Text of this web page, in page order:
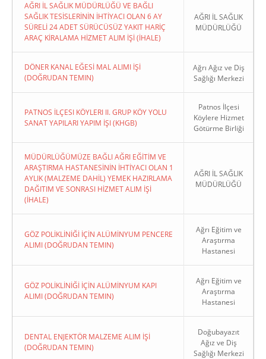
AĞRI İL SAĞLIK MÜDÜRLÜĞÜ VE BAĞLI
SAĞLIK TESİSLERİNİN İHTİYACI OLAN 6 AY
SÜRELİ 24 ADET SÜRÜCÜSÜZ YAKIT HARİÇ
ARAÇ KİRALAMA HİZMET ALIM İŞİ (İHALE)
AĞRI İL SAĞLIK
MÜDÜRLÜĞÜ
DÖNER KANAL EĞESİ MAL ALIMI İŞİ
(DOĞRUDAN TEMIN)
Ağrı Ağız ve Diş
Sağlığı Merkezi
PATNOS İLÇESI KÖYLERI II. GRUP KÖY YOLU
SANAT YAPILARI YAPIM İŞI (KHGB)
Patnos İlçesi
Köylere Hizmet
Götürme Birliği
MÜDÜRLÜĞÜMÜZE BAĞLI AĞRI EĞİTİM VE
ARAŞTIRMA HASTANESİNİN İHTİYACI OLAN 1
AYLIK (MALZEME DAHİL) YEMEK HAZIRLAMA
DAĞITIM VE SONRASI HİZMET ALIM İŞİ
(İHALE)
AĞRI İL SAĞLIK
MÜDÜRLÜĞÜ
GÖZ POLİKLİNİĞİ İÇİN ALÜMİNYUM PENCERE
ALIMI (DOĞRUDAN TEMIN)
Ağrı Eğitim ve
Araştırma
Hastanesi
GÖZ POLİKLİNİĞİ İÇİN ALÜMİNYUM KAPI
ALIMI (DOĞRUDAN TEMIN)
Ağrı Eğitim ve
Araştırma
Hastanesi
DENTAL ENJEKTÖR MALZEME ALIM İŞİ
(DOĞRUDAN TEMIN)
Doğubayazıt
Ağız ve Diş
Sağlığı Merkezi